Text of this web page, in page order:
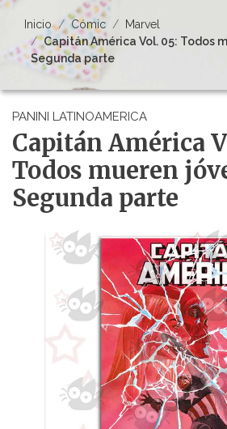
Inicio Cómic
Marvel
Capitán América Vol. 05: Todos
Segunda parte
PANINI LATINOAMERICA
Capitán América
Todos mueren
Segunda parte